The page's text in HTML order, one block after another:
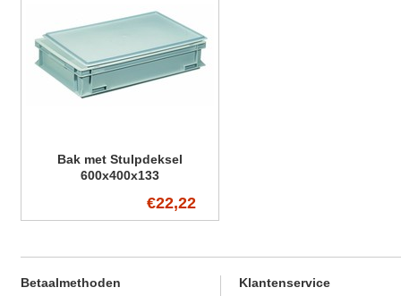
Bak met Stulpdeksel
600x400x133
€22,22
Betaalmethoden Klantenservice